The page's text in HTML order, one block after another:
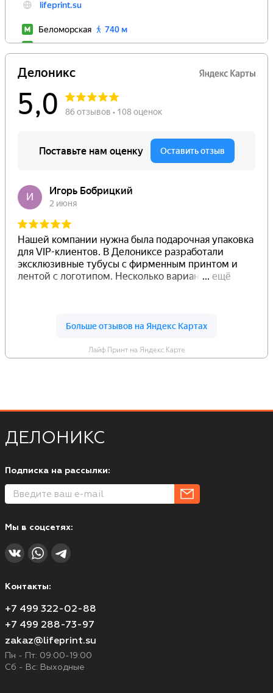
Лайф Принт на Яндекс.Карте
ДЕЛОНИКС
Подписка на рассылки:
Мы в соцсетях:
Контакты:
+7 499 322-02-88
+7 499 288-73-97
zakaz@lifeprint.su
Пн - Пт: 09:00-19:00
Сб - Вс: Выходные